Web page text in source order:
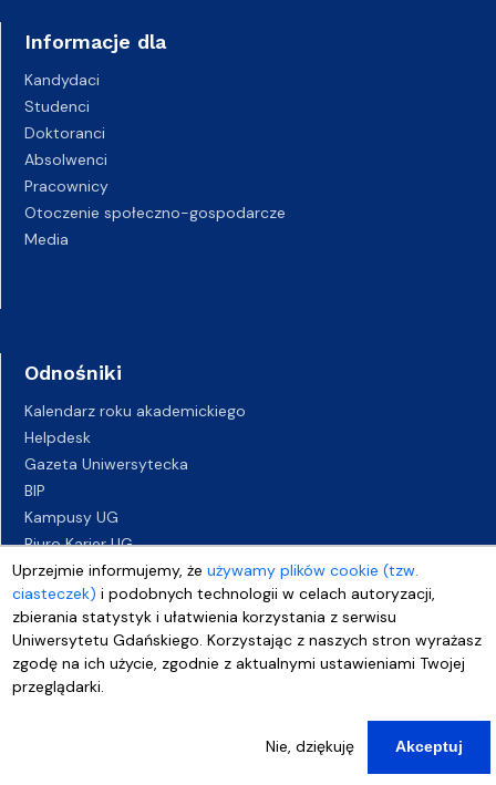
Uprzejmie informujemy, żeużywamy plików cookie (tzw.
ciasteczek) i podobnych technologii w celach autoryzacji,
zbierania statystyk i ułatwienia korzystania z serwisu
Uniwersytetu Gdańskiego. Korzystając z naszych stron wyrażasz
zgodę na ich użycie, zgodnie z aktualnymi ustawieniami Twojej
przeglądarki.
Nie, dziękuję Akceptuj
Informacje dla
Kandydaci
Studenci
Doktoranci
Absolwenci
Pracownicy
Otoczenie społeczno-gospodarcze
Media
Odnośniki
Kalendarz roku akademickiego
Helpdesk
Gazeta Uniwersytecka
BIP
Kampusy UG
Biuro Karier UG
Oferty pracy
Deklaracja dostępności